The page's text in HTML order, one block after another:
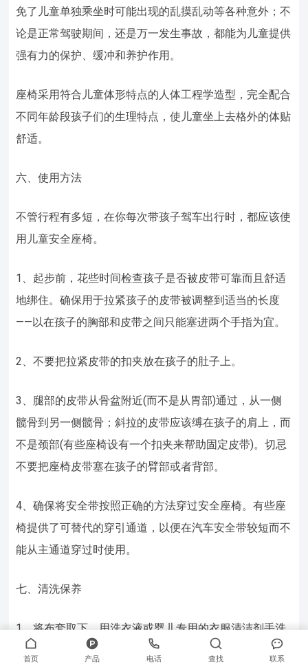
免了儿童单独乘坐时可能出现的乱摸乱动等各种意外；不
论是正常驾驶期间，还是万一发生事故，都能为儿童提供
强有力的保护、缓冲和养护作用。
座椅采用符合儿童体形特点的人体工程学造型，完全配合
不同年龄段孩子们的生理特点，使儿童坐上去格外的体贴
舒适。
六、使用方法
不管行程有多短，在你每次带孩子驾车出行时，都应该使
用儿童安全座椅。
1、起步前，花些时间检查孩子是否被皮带可靠而且舒适
地绑住。确保用于拉紧孩子的皮带被调整到适当的长度
——以在孩子的胸部和皮带之间只能塞进两个手指为宜。
2、不要把拉紧皮带的扣夹放在孩子的肚子上。
3、腿部的皮带从骨盆附近(而不是从胃部)通过，从一侧
髋骨到另一侧髋骨；斜拉的皮带应该缚在孩子的肩上，而
不是颈部(有些座椅设有一个扣夹来帮助固定皮带)。切忌
不要把座椅皮带塞在孩子的臂部或者背部。
4、确保将安全带按照正确的方法穿过安全座椅。有些座
椅提供了可替代的穿引通道，以便在汽车安全带较短而不
能从主通道穿过时使用。
七、清洗保养
1、将布套取下，用洗衣液或婴儿专用的衣服清洁剂手洗
后自然晾干。
首页 产品 电话 查找 联系